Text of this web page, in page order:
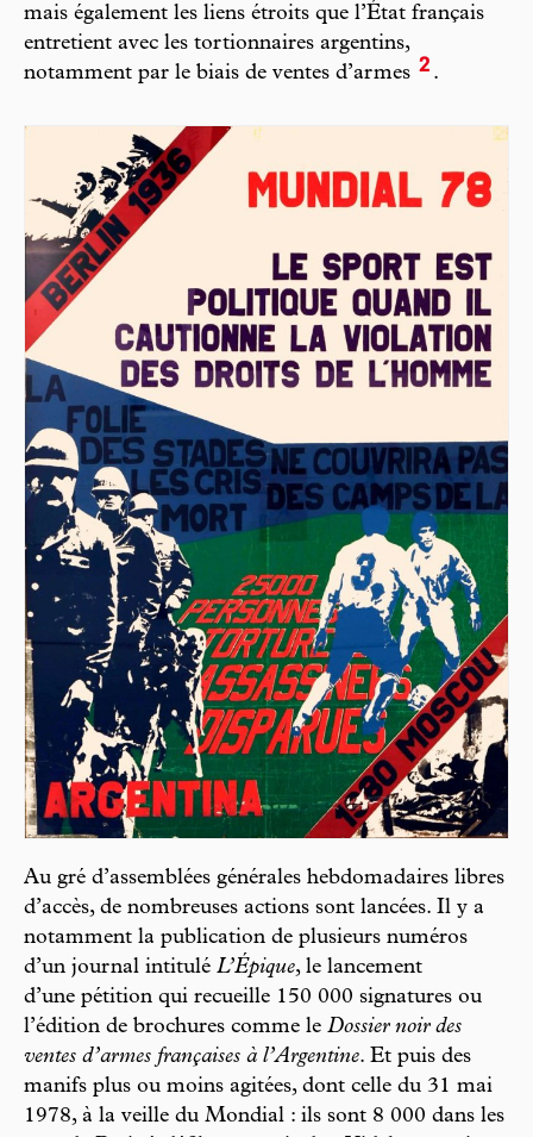
mais également les liens étroits que l’État français
entretient avec les tortionnaires argentins,
notamment par le biais de ventes d’armes 2 .
Au gré d’assemblées générales hebdomadaires libres
d’accès, de nombreuses actions sont lancées. Il y a
notamment la publication de plusieurs numéros
d’un journal intitulé L’Épique, le lancement
d’une pétition qui recueille 150 000 signatures ou
l’édition de brochures comme le Dossier noir des
ventes d’armes françaises à l’Argentine. Et puis des
manifs plus ou moins agitées, dont celle du 31 mai
1978, à la veille du Mondial : ils sont 8 000 dans les